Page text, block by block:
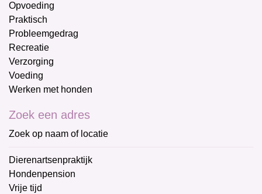
Opvoeding
Praktisch
Probleemgedrag
Recreatie
Verzorging
Voeding
Werken met honden
Zoek een adres
Zoek op naam of locatie
Dierenartsenpraktijk
Hondenpension
Vrije tijd